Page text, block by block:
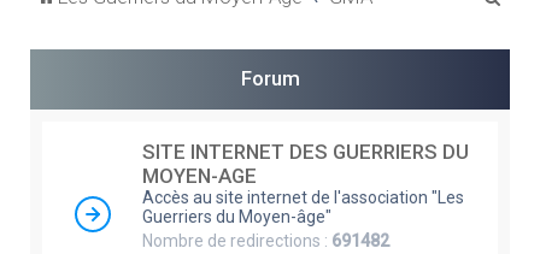
Forum
SITE INTERNET DES GUERRIERS DU
MOYEN-AGE
Accès au site internet de l'association "Les
Guerriers du Moyen-âge"
Nombre de redirections : 691482